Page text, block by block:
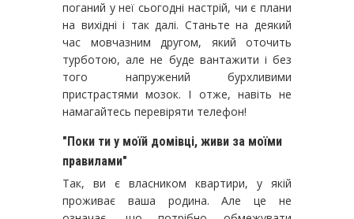
поганий у неї сьогодні настрій, чи є плани
на вихідні і так далі. Станьте на деякий
час мовчазним другом, який оточить
турботою, але не буде вантажити і без
того напружений бурхливими
пристрастями мозок. І отже, навіть не
намагайтесь перевіряти телефон!
"Поки ти у моїй домівці, живи за моїми
правилами"
Так, ви є власником квартири, у якій
проживає ваша родина. Але це не